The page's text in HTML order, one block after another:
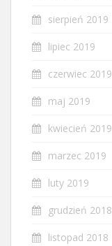
sierpień 2019
lipiec 2019
czerwiec 2019
maj 2019
kwiecień 2019
marzec 2019
luty 2019
grudzień 2018
listopad 2018